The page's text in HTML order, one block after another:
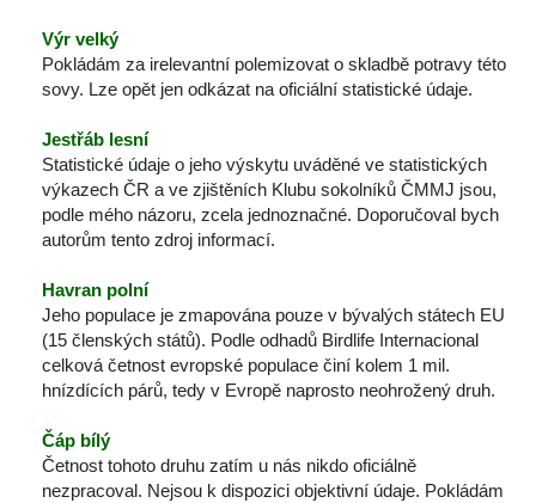
Výr velký
Pokládám za irelevantní polemizovat o skladbě potravy této
ovy. Lze opět jen odkázat na oficiální statistické údaje.
Jestřáb lesní
Statistické údaje o jeho výskytu uváděné ve statistických
výkazech ČR a ve zjištěních Klubu sokolníků ČMMJ jsou,
podle mého názoru, zcela jednoznačné. Doporučoval bych
autorům tento zdroj informací.
Havran polní
Jeho populace je zmapována pouze v bývalých státech EU
(15 členských států). Podle odhadů Birdlife Internacional
celková četnost evropské populace činí kolem 1 mil.
hnízdících párů, tedy v Evropě naprosto neohrožený druh.
Čáp bílý
Četnost tohoto druhu zatím u nás nikdo oficiálně
nezpracoval. Nejsou k dispozici objektivní údaje. Pokládám